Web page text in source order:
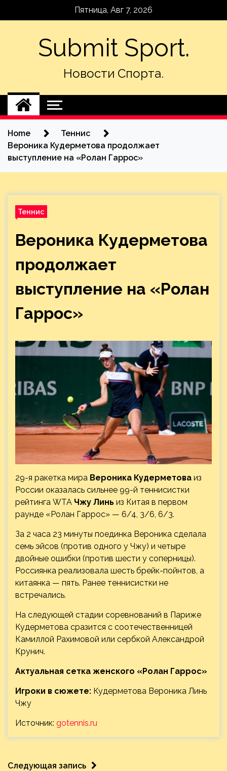
Пятница, Авг 7, 2026
Submit Sport.
Новости Спорта.
Home
Теннис
Вероника Кудерметова продолжает
выступление на «Ролан Гаррос»
Теннис
Вероника Кудерметова
продолжает
выступление на «Ролан
Гаррос»
29-я ракетка мира Вероника Кудерметова из
России оказалась сильнее 99-й теннисистки
рейтинга WTA Чжу Линь из Китая в первом
раунде «Ролан Гаррос» — 6/4, 3/6, 6/3.
За 2 часа 23 минуты поединка Вероника сделала
семь эйсов (против одного у Чжу) и четыре
двойные ошибки (против шести у соперницы).
Россиянка реализовала шесть брейк-пойнтов, а
китаянка — пять. Ранее теннисистки не
встречались.
На следующей стадии соревнований в Париже
Кудерметова сразится с соотечественницей
Камиллой Рахимовой или сербкой Александрой
Крунич.
Актуальная сетка женского «Ролан Гаррос»
Игроки в сюжете: Кудерметова Вероника Линь
Чжу
Источник: gotennis.ru
Следующая запись